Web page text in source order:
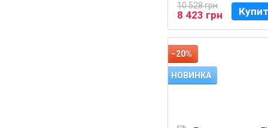
10 528 грн
8 423 грн
−20%
НОВИНКА